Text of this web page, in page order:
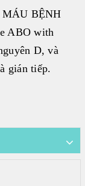
BỆNH
ABO with
D, và
và gián tiếp.